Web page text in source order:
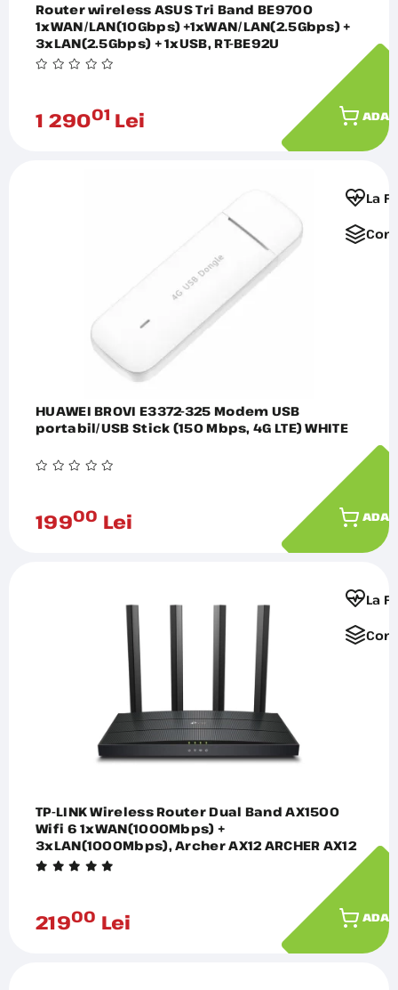
Router wireless ASUS Tri Band BE9700
1xWAN/LAN(10Gbps) +1xWAN/LAN(2.5Gbps) +
3xLAN(2.5Gbps) + 1xUSB, RT-BE92U
1 29001 Lei
La
HUAWEI BROVI E3372-325 Modem USB
portabil/USB Stick (150 Mbps, 4G LTE) WHITE
19900 Lei
La
TP-LINK Wireless Router Dual Band AX1500
Wifi 6 1xWAN(1000Mbps) +
3xLAN(1000Mbps), Archer AX12 ARCHER AX12
21900 Lei